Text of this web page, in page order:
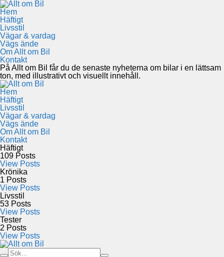
Hem
Häftigt
Livsstil
Vägar & vardag
Vägs ände
Om Allt om Bil
Kontakt
På Allt om Bil får du de senaste nyheterna om bilar i en lättsam
ton, med illustrativt och visuellt innehåll.
Hem
Häftigt
Livsstil
Vägar & vardag
Vägs ände
Om Allt om Bil
Kontakt
Häftigt
109 Posts
View Posts
Krönika
1 Posts
View Posts
Livsstil
53 Posts
View Posts
Tester
2 Posts
View Posts